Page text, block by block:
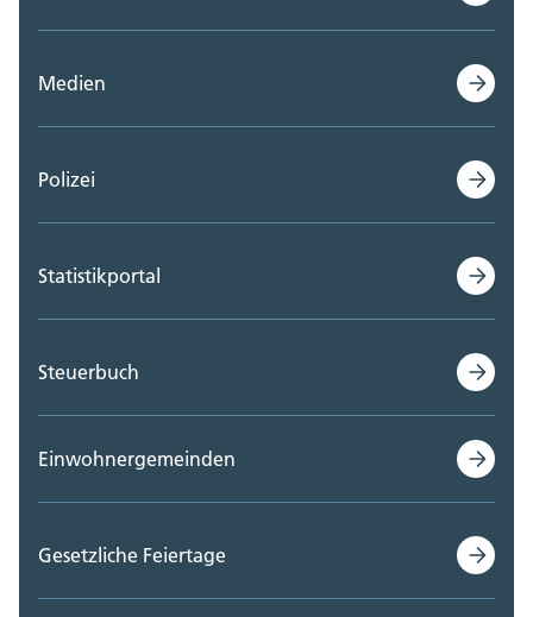
Medien
Polizei
Statistikportal
Steuerbuch
Einwohnergemeinden
Gesetzliche Feiertage